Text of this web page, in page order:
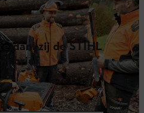
dankzij de STIHL